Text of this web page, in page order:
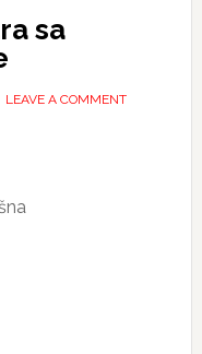
sa
LEAVE A COMMENT